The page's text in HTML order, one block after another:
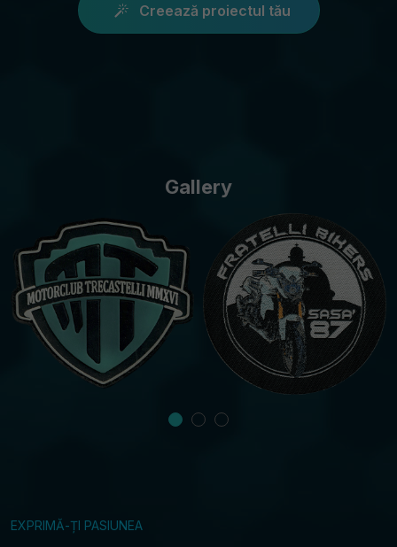
Creează proiectul tău
Gallery
EXPRIMĂ-ȚI PASIUNEA